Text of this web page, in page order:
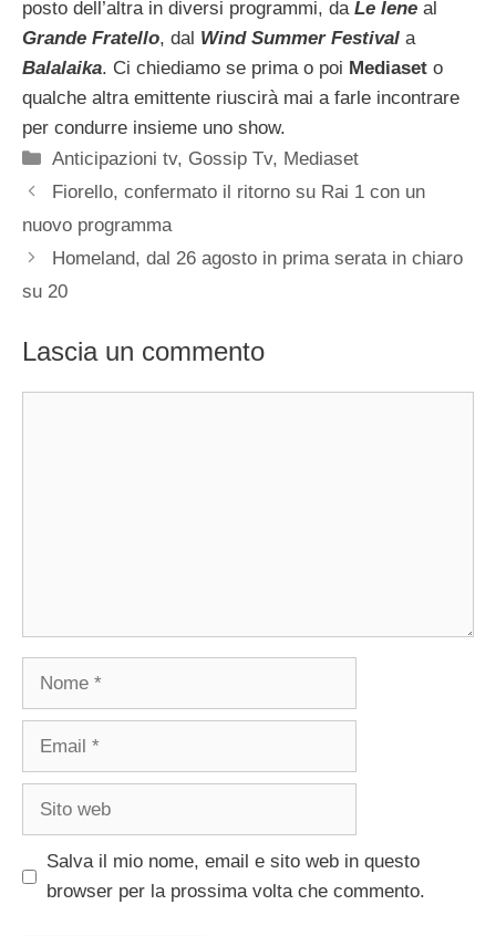
posto dell’altra in diversi programmi, da Le Iene al
Grande Fratello, dal Wind Summer Festival a
Balalaika. Ci chiediamo se prima o poi Mediaset o
qualche altra emittente riuscirà mai a farle incontrare
per condurre insieme uno show.
Categorie
Anticipazioni tv, Gossip Tv, Mediaset
Fiorello, confermato il ritorno su Rai 1 con un
nuovo programma
Homeland, dal 26 agosto in prima serata in chiaro
su 20
Lascia un commento
Nome
Email
Sito
Salva il mio nome, email e sito web in questo
browser per la prossima volta che commento.